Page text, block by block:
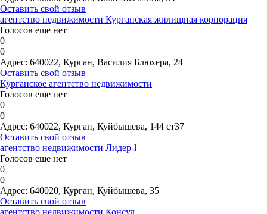
Оставить свой отзыв
агентство недвижимости Курганская жилищная корпорация
Голосов еще нет
0
0
Адрес: 640022, Курган, Василия Блюхера, 24
Оставить свой отзыв
Курганское агентство недвижимости
Голосов еще нет
0
0
Адрес: 640022, Курган, Куйбышева, 144 ст37
Оставить свой отзыв
агентство недвижимости Лидер-l
Голосов еще нет
0
0
Адрес: 640020, Курган, Куйбышева, 35
Оставить свой отзыв
агентство недвижимости Консул